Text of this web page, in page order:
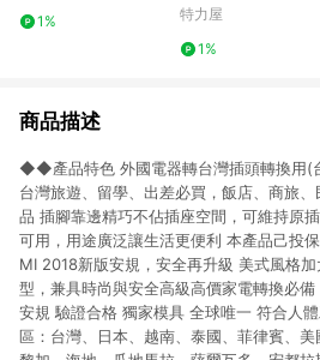
規 台灣公司貨 出國旅
1%
轉接頭2入組
特力屋
1%
商品描述
◆◆產品特色 外國電器轉台灣插頭轉換用(
台灣旅遊、留學、出差必買，飯店、商旅
品 插腳靠邊精巧不佔插座空間，可維持原
可用，用途廣泛讓生活更便利 本產品己投
MI 2018新版安規，安全再升級 美式風格
型，兼具時尚與安全高級高價家電轉換必
安規 驗證合格 獨家模具 全球唯一 符合人
區：台灣、日本、越南、泰國、菲律賓、